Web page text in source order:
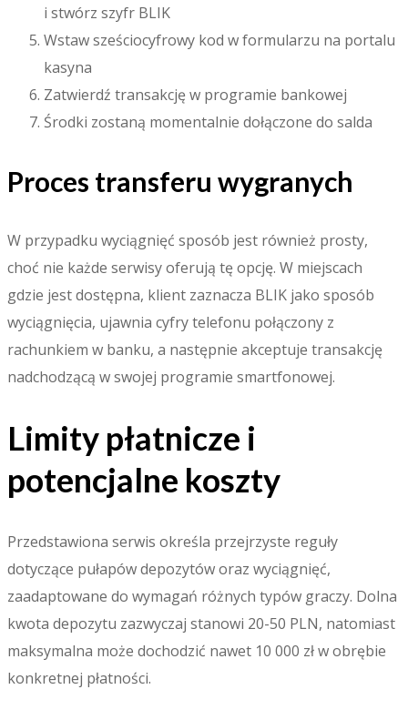
i stwórz szyfr BLIK
Wstaw sześciocyfrowy kod w formularzu na portalu
kasyna
Zatwierdź transakcję w programie bankowej
Środki zostaną momentalnie dołączone do salda
Proces transferu wygranych
W przypadku wyciągnięć sposób jest również prosty,
choć nie każde serwisy oferują tę opcję. W miejscach
gdzie jest dostępna, klient zaznacza BLIK jako sposób
wyciągnięcia, ujawnia cyfry telefonu połączony z
rachunkiem w banku, a następnie akceptuje transakcję
nadchodzącą w swojej programie smartfonowej.
Limity płatnicze i
potencjalne koszty
Przedstawiona serwis określa przejrzyste reguły
dotyczące pułapów depozytów oraz wyciągnięć,
zaadaptowane do wymagań różnych typów graczy. Dolna
kwota depozytu zazwyczaj stanowi 20-50 PLN, natomiast
maksymalna może dochodzić nawet 10 000 zł w obrębie
konkretnej płatności.